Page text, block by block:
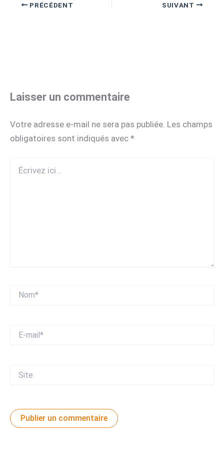
PRÉCÉDENT SUIVANT
Laisser un commentaire
Votre adresse e-mail ne sera pas publiée. Les champs
obligatoires sont indiqués avec *
ici…
mail*